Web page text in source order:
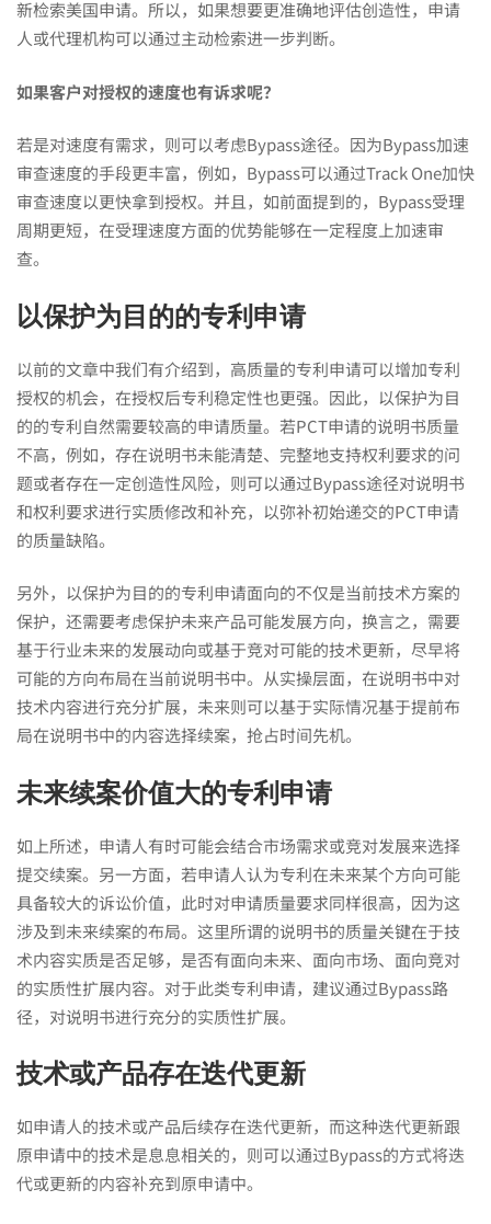
新检索美国申请。所以，如果想要更准确地评估创造性，申请
人或代理机构可以通过主动检索进一步判断。
如果客户对授权的速度也有诉求呢？
若是对速度有需求，则可以考虑Bypass途径。因为Bypass加速
审查速度的手段更丰富，例如，Bypass可以通过Track One加快
审查速度以更快拿到授权。并且，如前面提到的，Bypass受理
周期更短，在受理速度方面的优势能够在一定程度上加速审
查。
以保护为目的的专利申请
以前的文章中我们有介绍到，高质量的专利申请可以增加专利
授权的机会，在授权后专利稳定性也更强。因此，以保护为目
的的专利自然需要较高的申请质量。若PCT申请的说明书质量
不高，例如，存在说明书未能清楚、完整地支持权利要求的问
题或者存在一定创造性风险，则可以通过Bypass途径对说明书
和权利要求进行实质修改和补充，以弥补初始递交的PCT申请
的质量缺陷。
另外，以保护为目的的专利申请面向的不仅是当前技术方案的
保护，还需要考虑保护未来产品可能发展方向，换言之，需要
基于行业未来的发展动向或基于竞对可能的技术更新，尽早将
可能的方向布局在当前说明书中。从实操层面，在说明书中对
技术内容进行充分扩展，未来则可以基于实际情况基于提前布
局在说明书中的内容选择续案，抢占时间先机。
未来续案价值大的专利申请
如上所述，申请人有时可能会结合市场需求或竞对发展来选择
提交续案。另一方面，若申请人认为专利在未来某个方向可能
具备较大的诉讼价值，此时对申请质量要求同样很高，因为这
涉及到未来续案的布局。这里所谓的说明书的质量关键在于技
术内容实质是否足够，是否有面向未来、面向市场、面向竞对
的实质性扩展内容。对于此类专利申请，建议通过Bypass路
径，对说明书进行充分的实质性扩展。
技术或产品存在迭代更新
如申请人的技术或产品后续存在迭代更新，而这种迭代更新跟
原申请中的技术是息息相关的，则可以通过Bypass的方式将迭
代或更新的内容补充到原申请中。